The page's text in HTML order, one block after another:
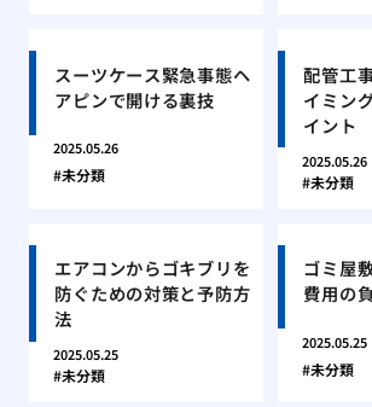
スーツケース緊急事態ヘ
アピンで開ける裏技
2025.05.26
未分類
配管工
イミン
イント
2025.05.26
未分類
エアコンからゴキブリを
防ぐための対策と予防方
法
2025.05.25
未分類
ゴミ屋
費用の
2025.05.25
未分類